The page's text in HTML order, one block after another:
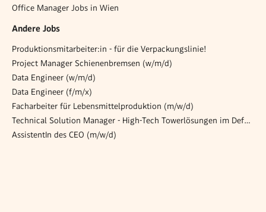
Office Manager Jobs in Wien
Andere Jobs
Produktionsmitarbeiter:in - für die Verpackungslinie!
Project Manager Schienenbremsen (w/m/d)
Data Engineer (w/m/d)
Data Engineer (f/m/x)
Facharbeiter für Lebensmittelproduktion (m/w/d)
Technical Solution Manager - High-Tech Towerlösungen im Defence-Bereich (all genders)
AssistentIn des CEO (m/w/d)